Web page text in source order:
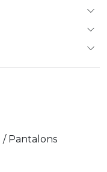
/ Pantalons